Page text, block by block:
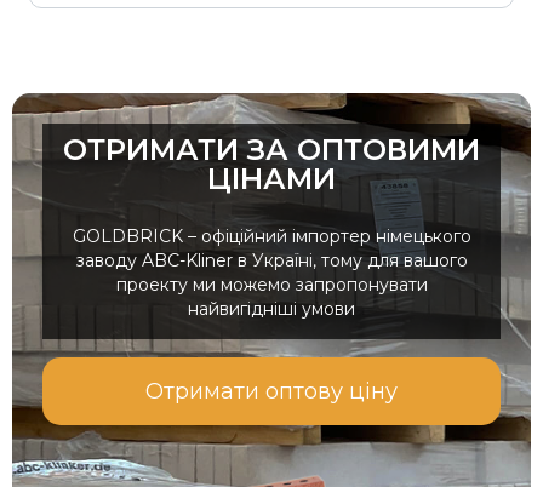
ОТРИМАТИ ЗА ОПТОВИМИ
ЦІНАМИ
GOLDBRICK – офіційний імпортер німецького
заводу ABC-Kliner в Україні, тому для вашого
проекту ми можемо запропонувати
найвигідніші умови
Отримати оптову ціну